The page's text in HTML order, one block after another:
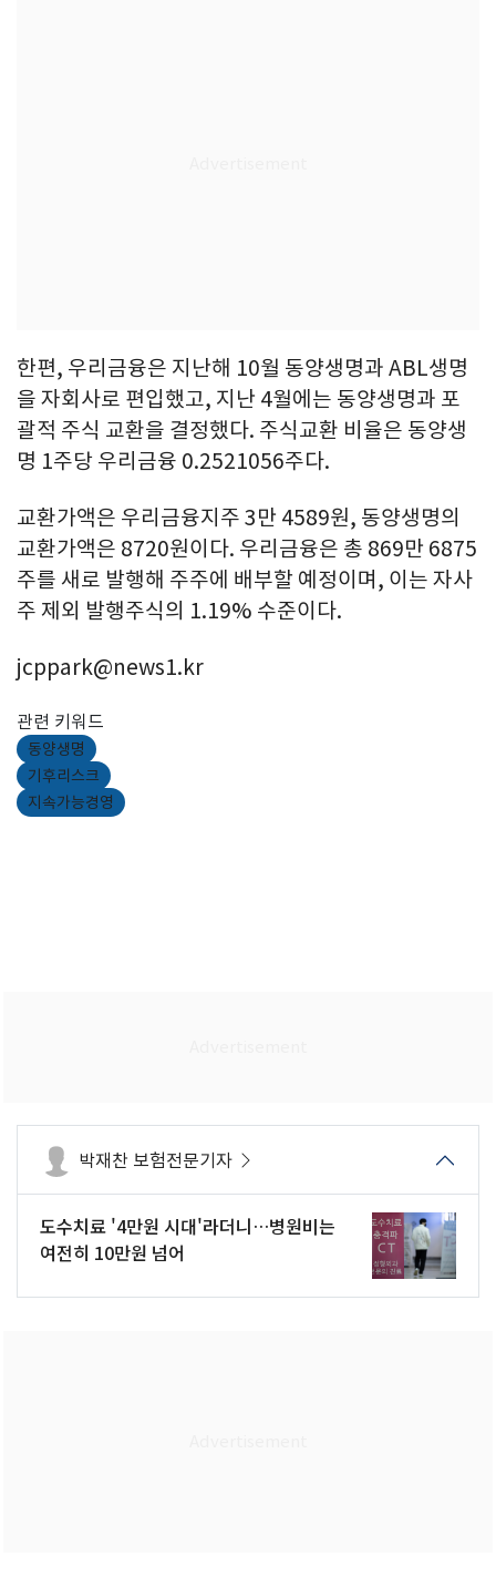
한편, 우리금융은 지난해 10월 동양생명과 ABL생명
을 자회사로 편입했고, 지난 4월에는 동양생명과 포
괄적 주식 교환을 결정했다. 주식교환 비율은 동양생
명 1주당 우리금융 0.2521056주다.
교환가액은 우리금융지주 3만 4589원, 동양생명의
교환가액은 8720원이다. 우리금융은 총 869만 6875
주를 새로 발행해 주주에 배부할 예정이며, 이는 자사
주 제외 발행주식의 1.19% 수준이다.
jcppark@news1.kr
관련 키워드
동양생명
기후리스크
지속가능경영
박재찬 보험전문기자
도수치료 '4만원 시대'라더니…병원비는
여전히 10만원 넘어